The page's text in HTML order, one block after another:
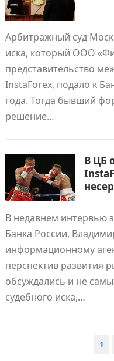
Арбитражный суд
иска, который ООО
представительство
InstaForex, подало к
года. Тогда бывший
решение…
В ЦБ
В недавнем интервью
Банка России,
информационному
перспектив развития
обсуждались и не
судебного иска,…
1